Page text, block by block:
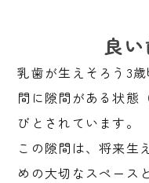
良
乳歯が生えそろう3
間に隙間がある状態
びとされています。
この隙間は、将来生
めの大切なスペース